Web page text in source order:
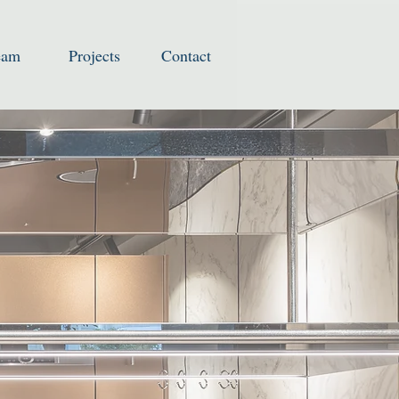
Projects Contact